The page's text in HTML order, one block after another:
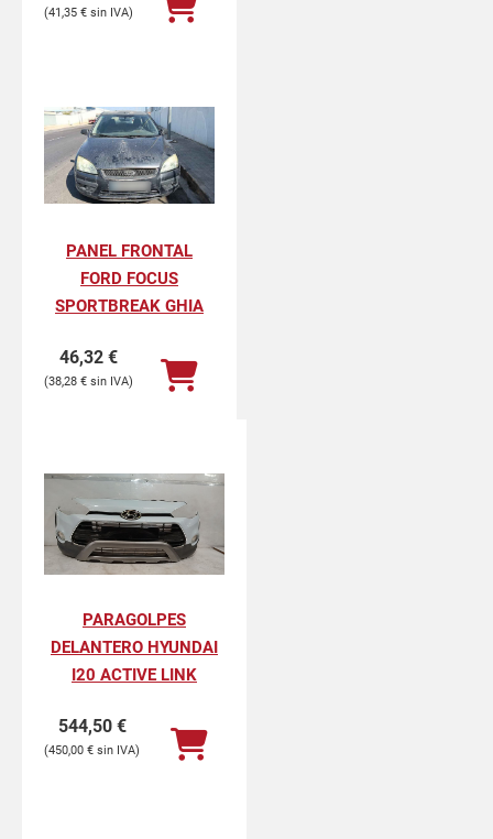
41,35 €
PANEL FRONTAL
FORD FOCUS
SPORTBREAK GHIA
46,32 €
38,28 €
PARAGOLPES
DELANTERO HYUNDAI
I20 ACTIVE LINK
544,50 €
450,00 €